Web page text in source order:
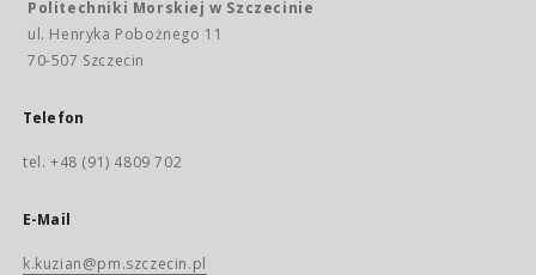
Politechniki Morskiej w Szczecinie
ul. Henryka Pobożnego 11
70-507 Szczecin
Telefon
tel. +48 (91) 4809 702
E-Mail
k.kuzian@pm.szczecin.pl